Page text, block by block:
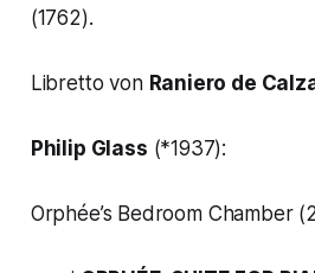
(1762).
Libretto von Raniero de
Philip Glass (*1937):
Orphée’s Bedroom Chamber